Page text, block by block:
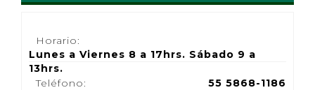
Horario:
Lunes a Viernes 8 a 17hrs. Sábado 9 a
13hrs.
Teléfono:
55 5868-1186